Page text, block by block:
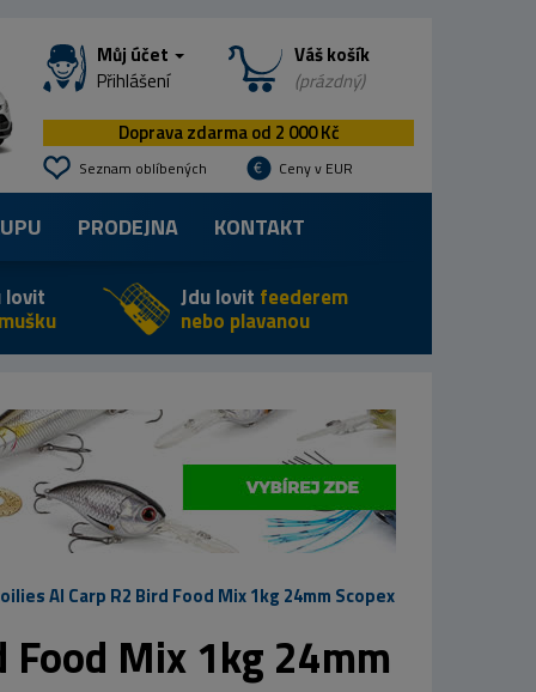
Můj účet
Přihlášení
Váš košík
(prázdný)
Doprava zdarma od 2 000 Kč
Seznam oblíbených Ceny v EUR
PRODEJNA KONTAKT
lovit Jdu lovit feederem
nebo plavanou
AI Carp R2 Bird Food Mix 1kg 24mm Scopex
Food Mix 1kg 24mm